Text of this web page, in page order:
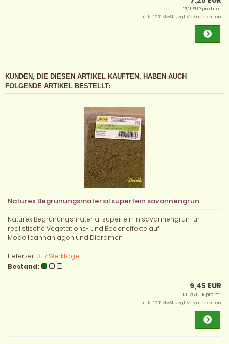
16,11 EUR pro Liter
inkl. 19 % MwSt. zzgl.Versandkosten
KUNDEN, DIE DIESEN ARTIKEL KAUFTEN, HABEN AUCH
FOLGENDE ARTIKEL BESTELLT:
Naturex Begrünungsmaterial superfein savannengrün
Naturex Begrünungsmaterial superfein in savannengrün für
realistische Vegetations- und Bodeneffekte auf
Modellbahnanlagen und Dioramen.
Lieferzeit:3-7 Werktage
Bestand:
9,45 EUR
131,25 EUR pro m²
inkl. 19 % MwSt. zzgl.Versandkosten